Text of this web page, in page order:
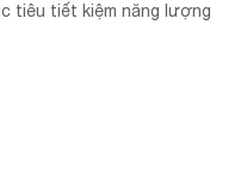
tiêu tiết kiệm năng lượng